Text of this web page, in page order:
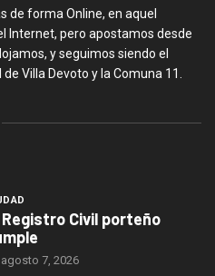
de forma Online, en aquel
Internet, pero apostamos desde
y seguimos siendo el
Villa Devoto y la Comuna 11.
Registro Civil porteño
agosto 7, 2026